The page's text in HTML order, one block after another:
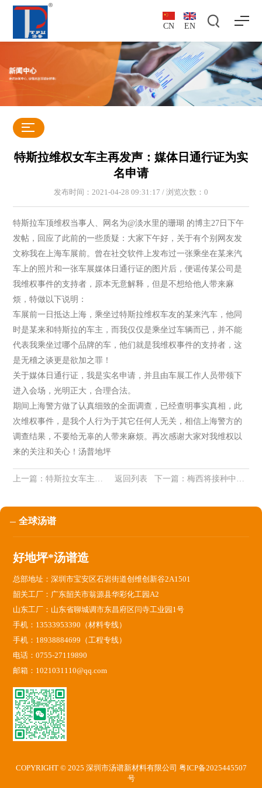
CN EN
特斯拉维权女车主再发声：媒体日通行证为实
名申请
发布时间：2021-04-28 09:31:17 / 浏览次数： 0
特斯拉车顶维权当事人、网名为@淡水里的珊瑚 的博主27日下午
发帖，回应了此前的一些质疑：大家下午好，关于有个别网友发
文称我在上海车展前。曾在社交软件上发布过一张乘坐在某来汽
车上的照片和一张车展媒体日通行证的图片后，便谣传某公司是
我维权事件的支持者，原本无意解释，但是不想给他人带来麻
烦，特做以下说明：
车展前一日抵达上海，乘坐过特斯拉维权车友的某来汽车，他同
时是某来和特斯拉的车主，而我仅仅是乘坐过车辆而已，并不能
代表我乘坐过哪个品牌的车，他们就是我维权事件的支持者，这
是无稽之谈更是欲加之罪！
关于媒体日通行证，我是实名申请，并且由车展工作人员带领下
进入会场，光明正大，合理合法。
期间上海警方做了认真细致的全面调查，已经查明事实真相，此
次维权事件，是我个人行为于其它任何人无关，相信上海警方的
调查结果，不要给无辜的人带来麻烦。再次感谢大家对我维权以
来的关注和关心！汤普地坪
上一篇：特斯拉女车主获释后首发声：不认为特斯拉提供的是车辆原始数据 返回列表 下一篇：梅西将接种中国新冠疫苗以出战美洲杯比赛
全球汤谱
好地坪*汤谱造
总部地址：深圳市宝安区石岩街道创维创新谷2A1501
韶关工厂：广东韶关市翁源县华彩化工园A2
山东工厂：山东省聊城调市东昌府区闫寺工业园1号
手机：13533953390（材料专线）
手机：18938884699（工程专线）
电话：0755-27119890
邮箱：1021031110@qq.com
COPYRIGHT © 2025 深圳市汤谱新材料有限公司 粤ICP备2025445507
号